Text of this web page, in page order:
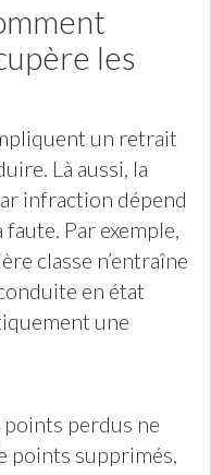
les
un retrait
Là aussi, la
infraction dépend
Par exemple,
classe n’entraîne
en état
une
points perdus ne
points supprimés,